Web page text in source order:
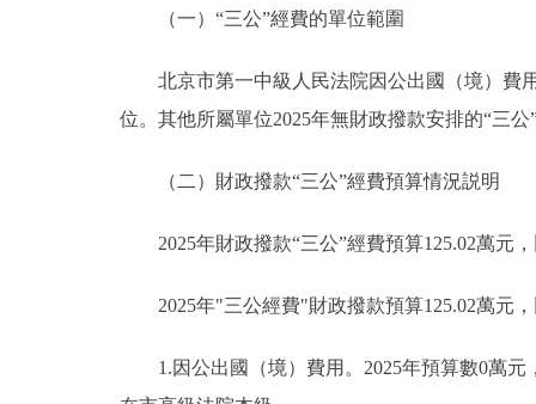
（一）“三公”經費的單位範圍
北京市第一中級人民法院因公出國（境）費用
位。其他所屬單位2025年無財政撥款安排的“三公
（二）財政撥款“三公”經費預算情況説明
2025年財政撥款“三公”經費預算125.02萬元，
2025年"三公經費"財政撥款預算125.02萬元，
1.因公出國（境）費用。2025年預算數0萬元